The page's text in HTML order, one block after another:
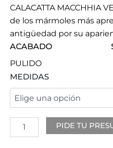
CALACATTA MACCHHIA
de los mármoles más
antigüedad por su
ACABADO
PULIDO
MEDIDAS
GOLDEN
cantidad
PIDE TU